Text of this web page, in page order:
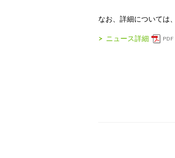
なお、詳細については
ニュース詳細